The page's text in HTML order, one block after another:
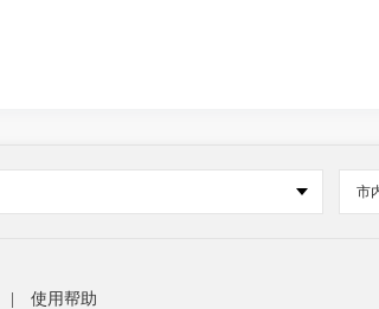
市
使用帮助